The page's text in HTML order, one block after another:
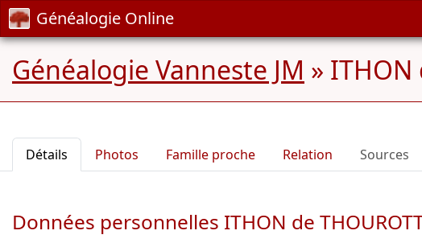
Généalogie Online
Généalogie Vanneste JM » ITHON
Détails Photos Famille proche Relation Sources
Données personnelles ITHON de